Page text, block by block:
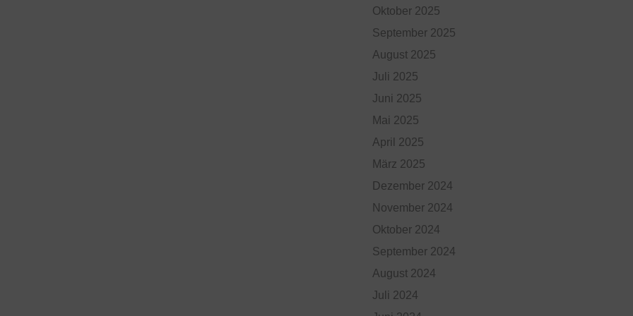
Oktober 2025
September 2025
August 2025
Juli 2025
Juni 2025
Mai 2025
April 2025
März 2025
Dezember 2024
November 2024
Oktober 2024
September 2024
August 2024
Juli 2024